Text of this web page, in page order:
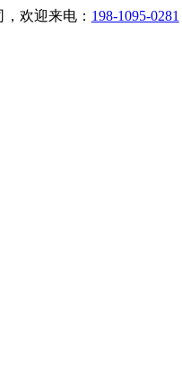
欢迎来电： 198-1095-0281